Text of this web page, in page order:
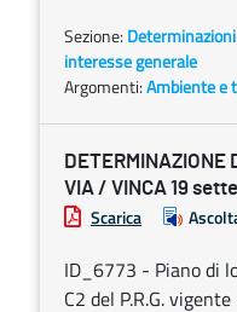
Sezione:
interesse generale
Argomenti:Ambiente e
DETERMINAZIONE
VIA / VINCA 19
Scarica
ID_6773 - Piano di
C2 del P.R.G.